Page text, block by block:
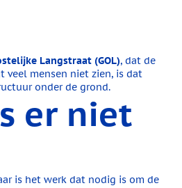
Langstraat (GOL), dat de
veel mensen niet zien, is dat
onder de grond.
er niet
is het werk dat nodig is om de